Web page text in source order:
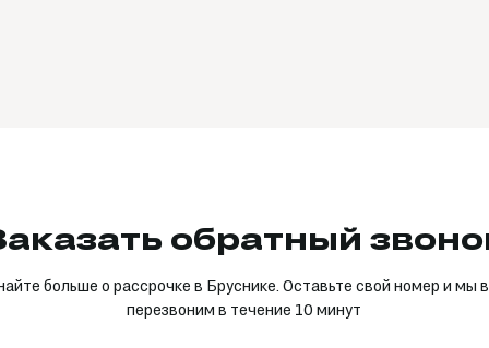
обратный
больше о рассрочке в Бруснике. Оставьте свой номер и мы
перезвоним в течение 10 минут